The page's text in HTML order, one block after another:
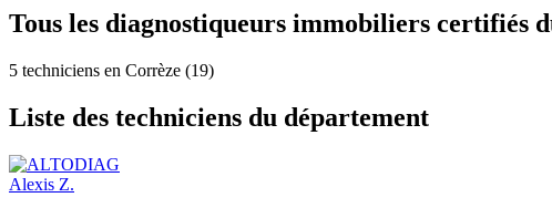
Tous les diagnostiqueurs immobiliers certifiés
5 techniciens en Corrèze (19)
Liste des techniciens du département
Alexis Z.